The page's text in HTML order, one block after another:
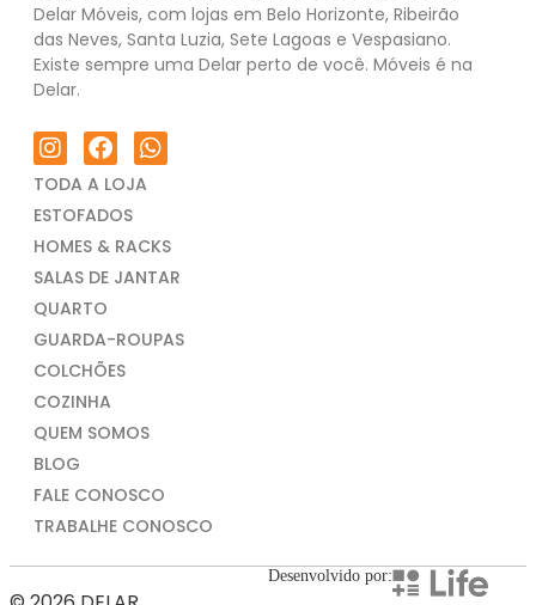
Delar Móveis, com lojas em Belo Horizonte, Ribeirão
das Neves, Santa Luzia, Sete Lagoas e Vespasiano.
Existe sempre uma Delar perto de você. Móveis é na
Delar.
TODA A LOJA
ESTOFADOS
HOMES & RACKS
SALAS DE JANTAR
QUARTO
GUARDA-ROUPAS
COLCHÕES
COZINHA
QUEM SOMOS
BLOG
FALE CONOSCO
TRABALHE CONOSCO
Desenvolvido por: